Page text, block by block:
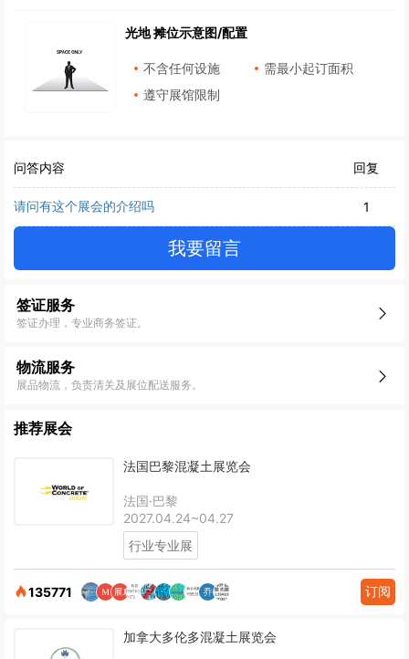
光地 摊位示意图/配置
不含任何设施
需最小起订面积
遵守展馆限制
问答内容 回复
请问有这个展会的介绍吗 1
我要留言
签证服务
签证办理，专业商务签证。
物流服务
展品物流，负责清关及展位配送服务。
推荐展会
法国巴黎混凝土展览会
法国·巴黎
2027.04.24~04.27
行业专业展
135771 订阅
加拿大多伦多混凝土展览会